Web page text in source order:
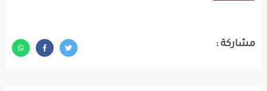
مشاركة :